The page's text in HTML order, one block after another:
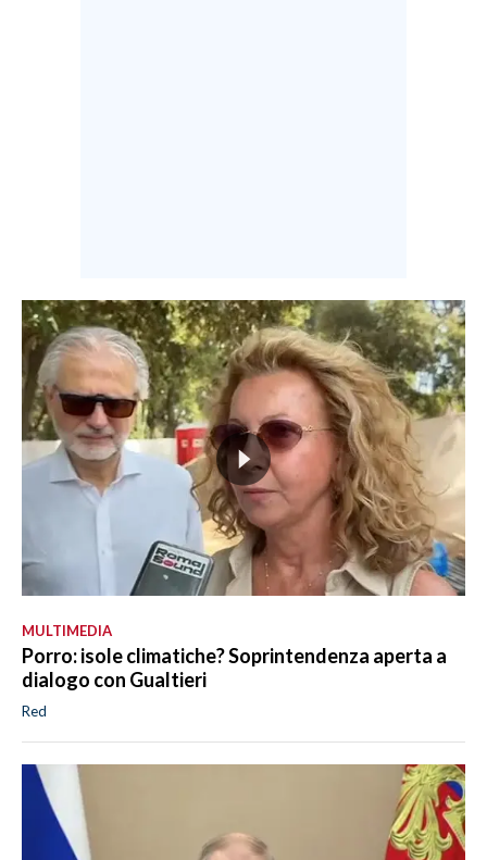
MULTIMEDIA
Porro: isole climatiche? Soprintendenza aperta a
dialogo con Gualtieri
Red